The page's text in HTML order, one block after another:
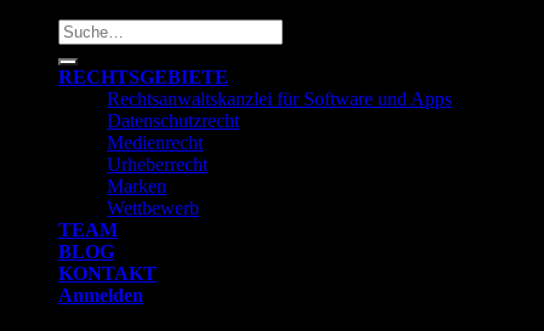
Suche
nach:
RECHTSGEBIETE
Rechtsanwaltskanzlei für Software und Apps
Datenschutzrecht
Medienrecht
Urheberrecht
Marken
Wettbewerb
TEAM
BLOG
KONTAKT
Anmelden